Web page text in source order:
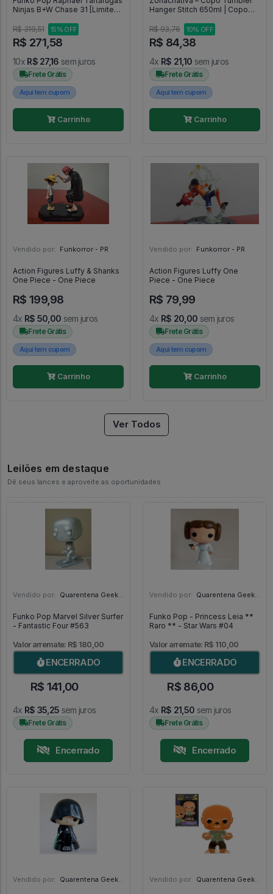
Ninjas B+W Chase 31 [Limited
#31
R$ 319,51 15% OFF
R$ 271,58
10x R$ 27,16 sem juros
Frete Grátis
Aqui tem cupom
Carrinho
Hanger Stitch 650ml | Copo
Inóx, Tampa Antivazamento,
Alça Ergonomi -
R$ 93,76 10% OFF
R$ 84,38
4x R$ 21,10 sem juros
Frete Grátis
Aqui tem cupom
Carrinho
Vendido por: Funkorror - PR
Action Figures Luffy & Shanks
One Piece - One Piece
R$ 199,98
4x R$ 50,00 sem juros
Frete Grátis
Aqui tem cupom
Carrinho
Vendido por: Funkorror - PR
Action Figures Luffy One
Piece - One Piece
R$ 79,99
4x R$ 20,00 sem juros
Frete Grátis
Aqui tem cupom
Carrinho
Ver Todos
Leilões em destaque
Dê seus lances e aproveite as oportunidades
Vendido por: Quarentena Geek Store - SP
Funko Pop Marvel Silver Surfer
- Fantastic Four #563
Valor arremate: R$ 180,00
ENCERRADO
R$ 141,00
4x R$ 35,25 sem juros
Frete Grátis
Encerrado
Vendido por: Quarentena Geek Store - SP
Funko Pop - Princess Leia **
Raro ** - Star Wars #04
Valor arremate: R$ 110,00
ENCERRADO
R$ 86,00
4x R$ 21,50 sem juros
Frete Grátis
Encerrado
Vendido por: Quarentena Geek Store - SP Vendido por: Quarentena Geek Store - SP